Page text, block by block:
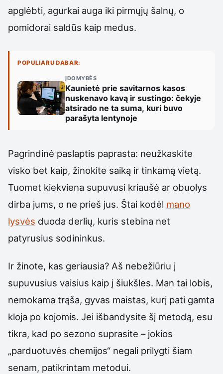
apglėbti, agurkai auga iki pirmųjų šalnų, o
pomidorai saldūs kaip medus.
POPULIARU DABAR:
ĮDOMYBĖS
Kaunietė prie savitarnos kasos
nuskenavo kavą ir sustingo: čekyje
atsirado ne ta suma, kuri buvo
parašyta lentynoje
Pagrindinė paslaptis paprasta: neužkaskite
visko bet kaip, žinokite saiką ir tinkamą vietą.
Tuomet kiekviena supuvusi kriaušė ar obuolys
dirba jums, o ne prieš jus. Štai kodėl mano
lysvės duoda derlių, kuris stebina net
patyrusius sodininkus.
Ir žinote, kas geriausia? Aš nebežiūriu į
supuvusius vaisius kaip į šiukšles. Man tai lobis,
nemokama trąša, gyvas maistas, kurį pati gamta
kloja po kojomis. Jei išbandysite šį metodą, esu
tikra, kad po sezono suprasite – jokios
„parduotuvės chemijos“ negali prilygti šiam
senam, patikrintam metodui.